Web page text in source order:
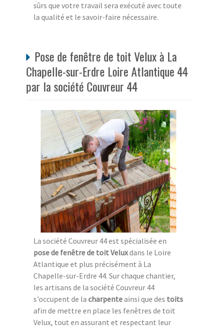
sûrs que votre travail sera exécuté avec toute
la qualité et le savoir-faire nécessaire.
Pose de fenêtre de toit Velux à La
Chapelle-sur-Erdre Loire Atlantique 44
par la société Couvreur 44
La société Couvreur 44 est spécialisée en
pose de fenêtre de toit Veluxdans le Loire
Atlantique et plus précisément à La
Chapelle-sur-Erdre 44. Sur chaque chantier,
les artisans de la société Couvreur 44
s'occupent de la charpenteainsi que des toits
afin de mettre en place les fenêtres de toit
Velux, tout en assurant et respectant leur